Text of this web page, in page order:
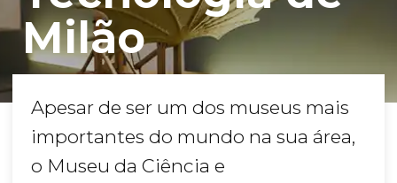
Milão
Apesar de ser um dos museus mais
importantes do mundo na sua área,
o Museu da Ciência e